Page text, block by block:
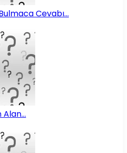
Cevabı…
Alan…